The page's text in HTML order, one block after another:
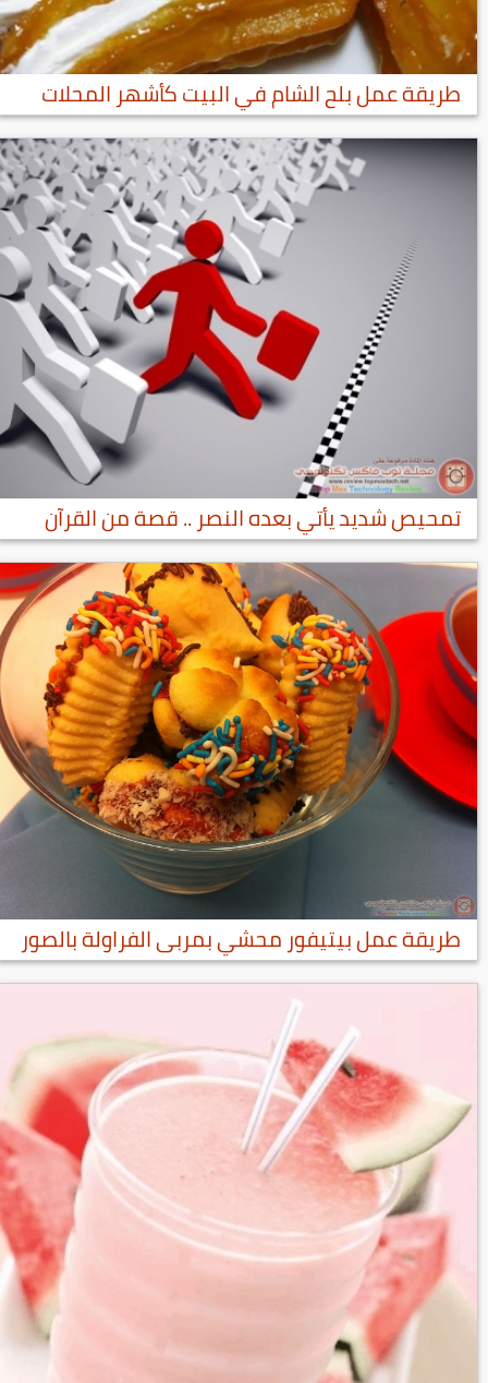
طريقة عمل بلح الشام في البيت كأشهر المحلات
تمحيص شديد يأتي بعده النصر .. قصة من القرآن
طريقة عمل بيتيفور محشي بمربى الفراولة بالصور